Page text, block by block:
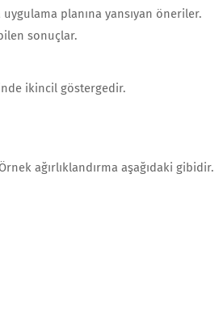
planına yansıyan öneriler.
sonuçlar.
ikincil göstergedir.
ağırlıklandırma aşağıdaki gibidir.